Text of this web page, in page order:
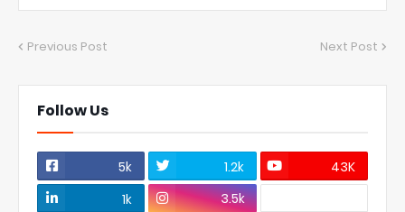
Previous Post Next Post
Follow Us
5k 1.2k
43K
1k
3.5k